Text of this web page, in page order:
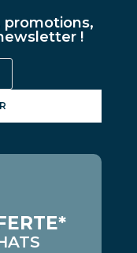
promotions,
!